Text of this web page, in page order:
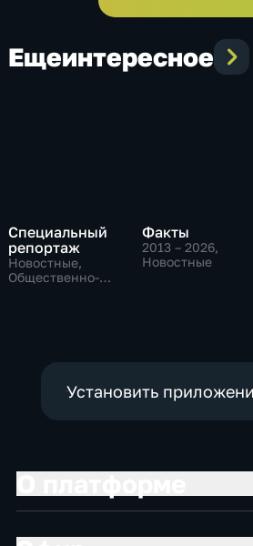
Ещеинтересное
Специальный
репортаж
Новостные,
Общественно-
Факты
2013 – 2026,
Новостные
Установить